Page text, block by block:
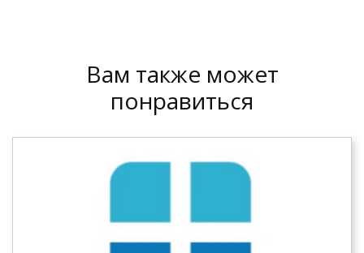
Вам также может
понравиться